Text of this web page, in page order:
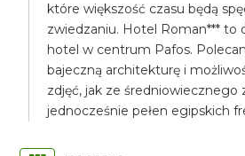
które większość czasu będą
zwiedzaniu. Hotel Roman*** to
hotel w centrum Pafos.
bajeczną architekturę i
zdjęć, jak ze średniowiecznego
jednocześnie pełen egipskich